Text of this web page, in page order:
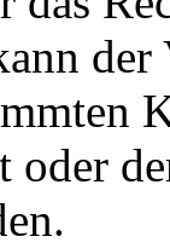
oder